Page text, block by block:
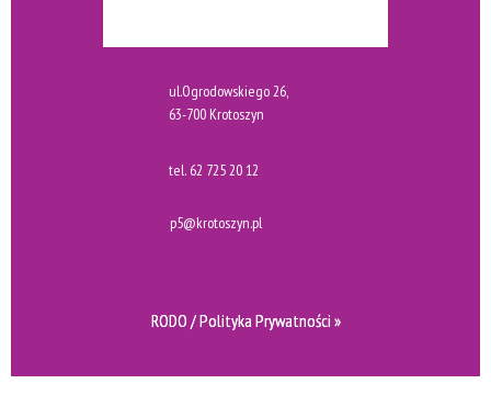
ul.Ogrodowskiego 26,
63-700 Krotoszyn
tel. 62 725 20 12
p5@krotoszyn.pl
RODO / Polityka Prywatności »